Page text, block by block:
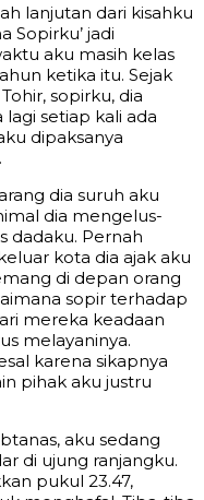
lanjutan dari kisahku
Sopirku’ jadi
aku masih kelas
ketika itu. Sejak
sopirku, dia
setiap kali ada
dipaksanya
dia suruh aku
dia mengelus-
dadaku. Pernah
kota dia ajak aku
di depan orang
sopir terhadap
mereka keadaan
melayaninya.
karena sikapnya
pihak aku justru
aku sedang
di ujung ranjangku.
pukul 23.47,